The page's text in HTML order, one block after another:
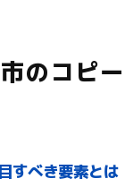
したコピー機の
リース料を比較
料金が経費に与え
コストパフォーマ
のコピ
すべき要素とは